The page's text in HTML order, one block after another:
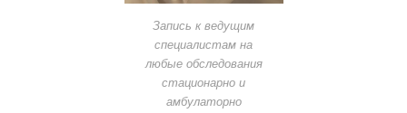
Запись к ведущим
специалистам на
любые обследования
стационарно и
амбулаторно